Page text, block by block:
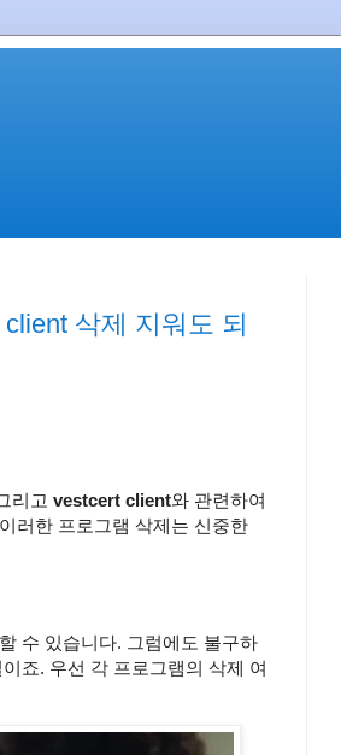
삭제 지워도 되
리고 vestcert client와 관련하여
러한 프로그램 삭제는 신중한
수 있습니다. 그럼에도 불구하
죠. 우선 각 프로그램의 삭제 여